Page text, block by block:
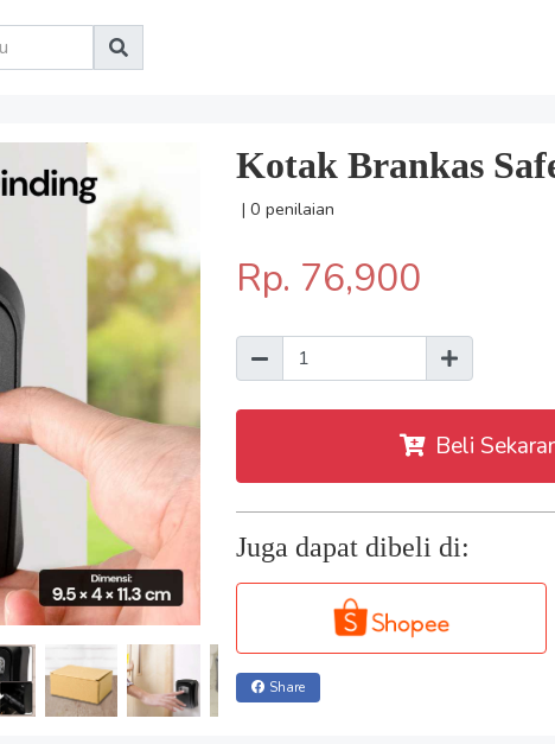
Kotak Brankas
| 0 penilaian
Rp. 76,900
Beli
Juga dapat dibeli di:
Share